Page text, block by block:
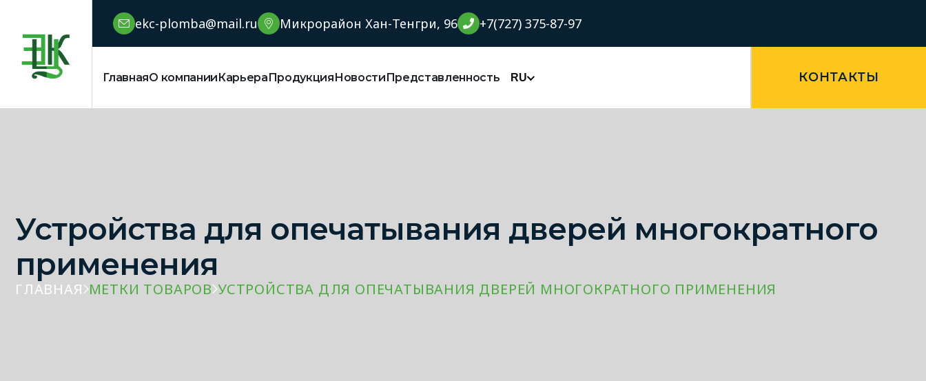
ekc-plomba@mail.ru Микрорайон Хан-Тенгри, 96 +7(727) 375-87-97
ГлавнаяО компанииКарьераПродукцияНовостиПредставленность RU КОНТАКТЫ
Устройства для опечатывания дверей многократного
применения
ГЛАВНАЯ МЕТКИ ТОВАРОВ УСТРОЙСТВА ДЛЯ ОПЕЧАТЫВАНИЯ ДВЕРЕЙ МНОГОКРАТНОГО ПРИМЕНЕНИЯ